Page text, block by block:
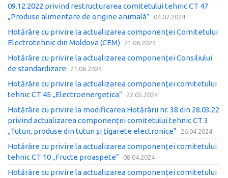
09.12.2022 privind restructurarea comitetului tehnic CT 47
„Produse alimentare de origine animală”
04.07.2024
Hotărâre cu privire la actualizarea componenței Comitetului
Electrotehnic din Moldova (CEM)
21.06.2024
Hotărâre cu privire la actualizarea componenței Consiliului
de standardizare
21.06.2024
Hotărâre cu privire la actualizarea componenței comitetului
tehnic CT 45 „Electroenergetica”
22.05.2024
Hotărâre cu privire la modificarea Hotărârii nr. 38 din 28.03.22
privind actualizarea componenței comitetului tehnic CT 3
„Tutun, produse din tutun și țigarete electronice”
26.04.2024
Hotărâre cu privire la actualizarea componenței comitetului
tehnic CT 10 „Fructe proaspete”
08.04.2024
Hotărâre cu privire la actualizarea componenței comitetului